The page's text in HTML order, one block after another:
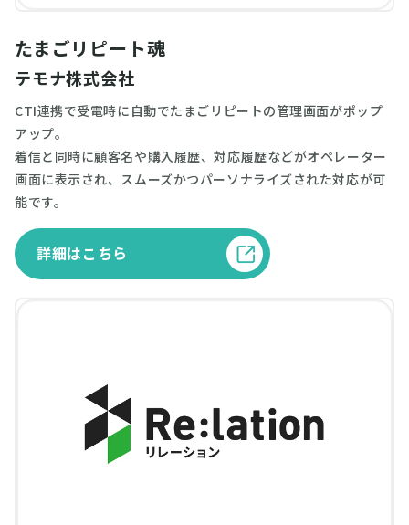
たまごリピート魂
テモナ株式会社
CTI連携で受電時に自動でたまごリピートの管理画面がポップ
アップ。
着信と同時に顧客名や購入履歴、対応履歴などがオペレーター
画面に表示され、スムーズかつパーソナライズされた対応が可
能です。
詳細はこちら